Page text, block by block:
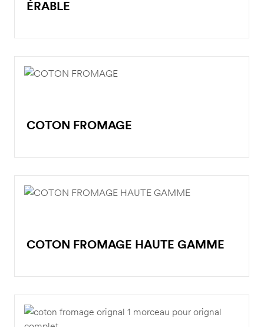
ÉRABLE
COTON FROMAGE
COTON FROMAGE HAUTE GAMME